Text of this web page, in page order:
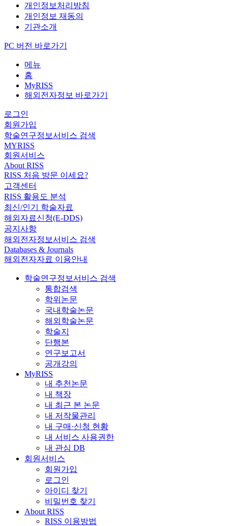
개인정보처리방침
개인정보 재동의
기관소개
PC 버전 바로가기
메뉴
홈
MyRISS
해외전자정보 바로가기
로그인
회원가입
학술연구정보서비스 검색
MYRISS
회원서비스
About RISS
RISS 처음 방문 이세요?
고객센터
RISS 활용도 분석
최신/인기 학술자료
해외자료신청(E-DDS)
공지사항
해외전자정보서비스 검색
Databases & Journals
해외전자자료 이용안내
학술연구정보서비스 검색
통합검색
학위논문
국내학술논문
해외학술논문
학술지
단행본
연구보고서
공개강의
MyRISS
내 추천논문
내 책장
내 최근 본 논문
내 저작물관리
내 구매·신청 현황
내 서비스 사용권한
내 관심 DB
회원서비스
회원가입
로그인
아이디 찾기
비밀번호 찾기
About RISS
RISS 이용방법